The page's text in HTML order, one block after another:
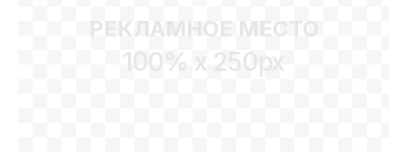
РЕКЛАМНОЕ МЕСТО
100% x 250px